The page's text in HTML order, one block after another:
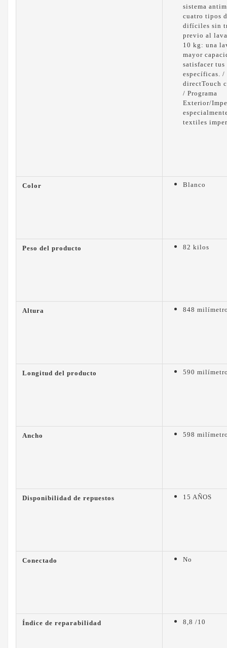
sistema
cuatro tipos
difíciles sin
previo al
10 kg: una
mayor
satisfacer tus
específicas.
directTouch
/ Programa
Exterior/
textiles
Color Blanco
Peso del producto 82 kilos
Altura 848
Longitud del producto 590
Ancho 598
Disponibilidad de repuestos 15 AÑOS
Conectado No
Índice de reparabilidad 8,8 /10